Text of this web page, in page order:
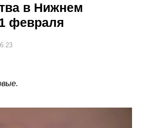
в Нижнем
февраля